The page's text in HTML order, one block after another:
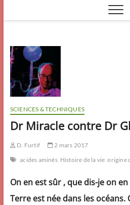
SCIENCES & TECHNIQUES
Dr Miracle contre Dr
D. Furtif
2 mars 2017
acides aminés Histoire de la vie origine
On en est sûr , que dis-je on
Terre est née dans les océans.